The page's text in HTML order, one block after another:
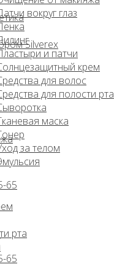
вокруг глаз
и патчи
крем
для волос
для полости рта
маска
за телом
65
65
Silverex
рта